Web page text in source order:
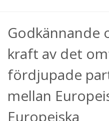
Godkännande
kraft av det
fördjupade
mellan
Europeiska